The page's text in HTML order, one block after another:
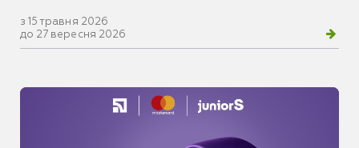
з 15 травня 2026
до 27 вересня 2026